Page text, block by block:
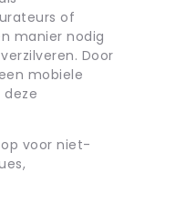
of
manier nodig
Door
mobiele
voor niet-